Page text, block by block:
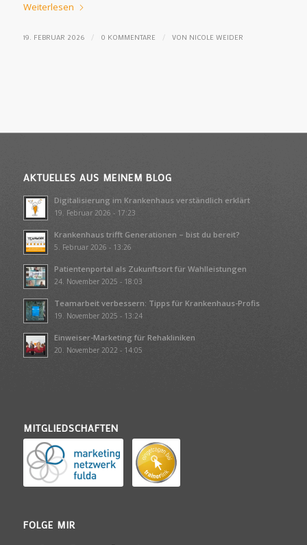
Weiterlesen
19. FEBRUAR 2026 / 0 KOMMENTARE / VON NICOLE WEIDER
AKTUELLES AUS MEINEM BLOG
Digitalisierung im Krankenhaus verständlich erklärt
19. Februar 2026 - 17:23
Krankenhaus trifft Generationen – bist du bereit?
5. Februar 2026 - 13:26
Patientenportal als Zukunftsort für Wahlleistungen
24. November 2025 - 18:03
Teamarbeit verbessern: Tipps für Krankenhaus-Profis
19. November 2025 - 13:24
Einweiser-Marketing für Rehakliniken
20. November 2022 - 14:05
MITGLIEDSCHAFTEN
FOLGE MIR